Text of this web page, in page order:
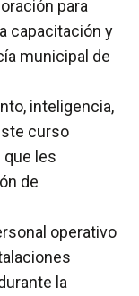
para
capacitación y
municipal de
inteligencia,
curso
que les
de
operativo
la